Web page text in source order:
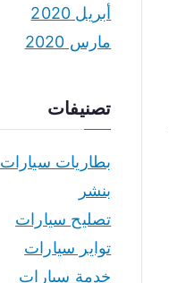
أبريل 2020
مارس 2020
تصنيفات
بطاريات سيارات
بنشر
تصليح سيارات
تواير سيارات
خدمة سيارات